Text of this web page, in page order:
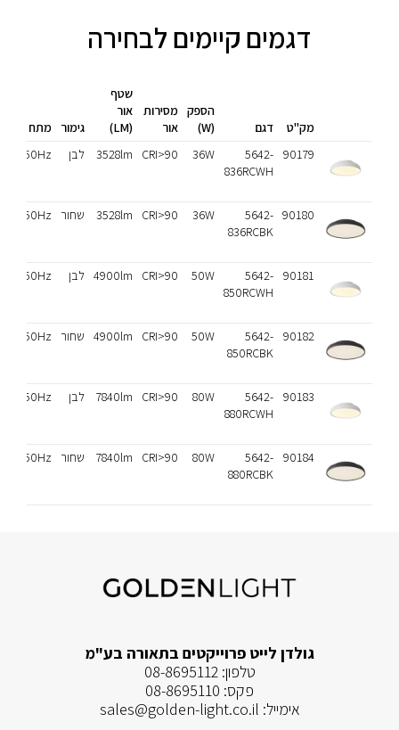
דגמים קיימים לבחירה
מק"ט דגם
הספק
(W)
מסירות
אור
שטף
אור
(LM)
גימור
מתח
90179
5642-
836RCWH
36W
CRI>90
3528lm לבן 50Hz
90180
5642-
836RCBK
36W
CRI>90
3528lm שחור 50Hz
90181
5642-
850RCWH
50W
CRI>90
4900lm לבן 50Hz
90182
5642-
850RCBK
50W
CRI>90
4900lm שחור 50Hz
90183
5642-
880RCWH
80W
CRI>90
7840lm לבן 50Hz
90184
5642-
880RCBK
80W
CRI>90
7840lm שחור 50Hz
גולדן לייט פרוייקטים בתאורה בע"מ
טלפון:08-8695112
פקס: 08-8695110
אימייל: sales@golden-light.co.il